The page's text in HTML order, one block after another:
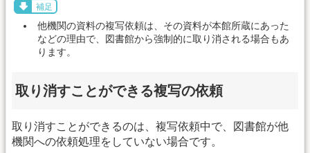
補足
他機関の資料の複写依頼は、その資料が本館所蔵にあった
などの理由で、図書館から強制的に取り消される場合もあ
ります。
取り消すことができる複写の依頼
取り消すことができるのは、複写依頼中で、図書館が他
機関への依頼処理をしていない場合です。